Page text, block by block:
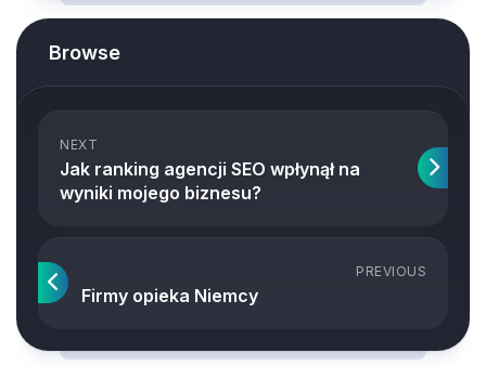
Browse
NEXT
Jak ranking agencji SEO wpłynął na
wyniki mojego biznesu?
PREVIOUS
Firmy opieka Niemcy